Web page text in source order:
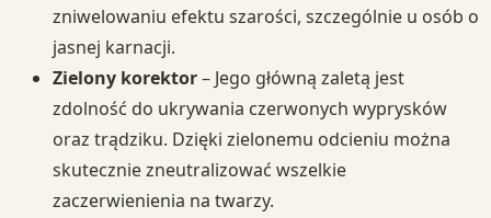
zniwelowaniu efektu szarości, szczególnie u osób o
jasnej karnacji.
Zielony korektor– Jego główną zaletą jest
zdolność do ukrywania czerwonych wyprysków
oraz trądziku. Dzięki zielonemu odcieniu można
skutecznie zneutralizować wszelkie
zaczerwienienia na twarzy.